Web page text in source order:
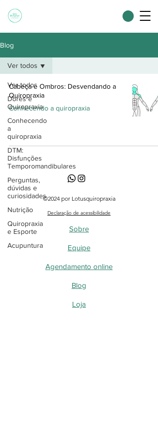
Blog
Ver todos
Dores e
Quiropraxia
Conhecendo
a
quiropraxia
DTM:
Disfunções
Temporomandibulares
Perguntas,
dúvidas e
curiosidades
Nutrição
Quiropraxia
e Esporte
Acupuntura
Ver todos
Cabeça e Ombros: Desvendando a
Quiropraxia
Conhecendo a quiropraxia
©2024 por Lotusquiropraxia
Declaração de acessibilidade
Sobre
Equipe
Agendamento online
Blog
Loja